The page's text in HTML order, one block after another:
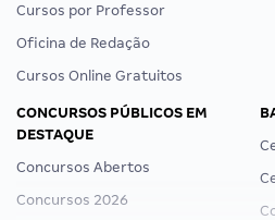
Cursos por Professor
Oficina de Redação
Cursos Online Gratuitos
CONCURSOS PÚBLICOS EM
DESTAQUE
Concursos Abertos
Concursos 2026